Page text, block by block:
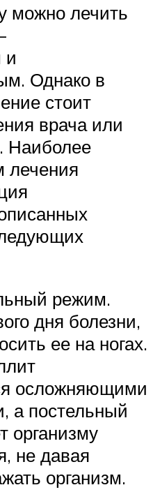
можно лечить
и
Однако в
стоит
врача или
Наиболее
лечения
режим.
дня болезни,
ее на ногах.
осложняющими
а постельный
организму
не давая
организм.